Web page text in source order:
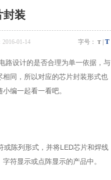
封装
字号： T T
01-14
设计的是否合理为单一依据，与
同，所以对应的芯片封装形式也
编一起看一看吧。
陈列形式，并将LED芯片和焊线
符显示或点阵显示的产品中。